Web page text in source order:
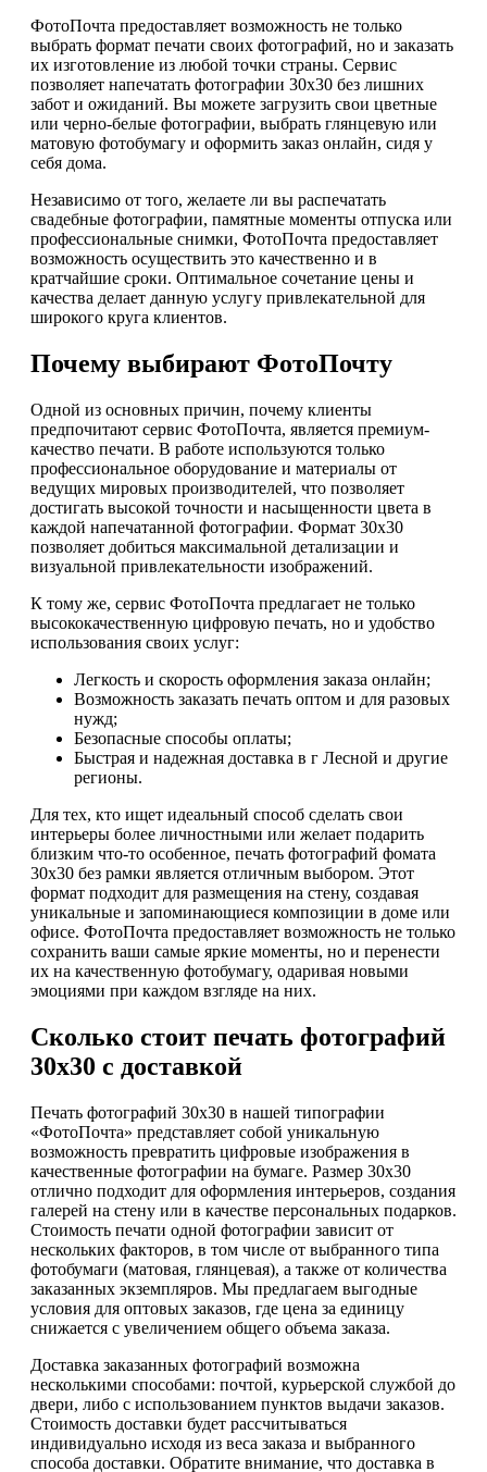
ФотоПочта предоставляет возможность не только
выбрать формат печати своих фотографий, но и заказать
их изготовление из любой точки страны. Сервис
позволяет напечатать фотографии 30х30 без лишних
забот и ожиданий. Вы можете загрузить свои цветные
или черно-белые фотографии, выбрать глянцевую или
матовую фотобумагу и оформить заказ онлайн, сидя у
себя дома.
Независимо от того, желаете ли вы распечатать
свадебные фотографии, памятные моменты отпуска или
профессиональные снимки, ФотоПочта предоставляет
возможность осуществить это качественно и в
кратчайшие сроки. Оптимальное сочетание цены и
качества делает данную услугу привлекательной для
широкого круга клиентов.
Почему выбирают ФотоПочту
Одной из основных причин, почему клиенты
предпочитают сервис ФотоПочта, является премиум-
качество печати. В работе используются только
профессиональное оборудование и материалы от
ведущих мировых производителей, что позволяет
достигать высокой точности и насыщенности цвета в
каждой напечатанной фотографии. Формат 30х30
позволяет добиться максимальной детализации и
визуальной привлекательности изображений.
К тому же, сервис ФотоПочта предлагает не только
высококачественную цифровую печать, но и удобство
использования своих услуг:
Легкость и скорость оформления заказа онлайн;
Возможность заказать печать оптом и для разовых
нужд;
Безопасные способы оплаты;
Быстрая и надежная доставка в г Лесной и другие
регионы.
Для тех, кто ищет идеальный способ сделать свои
интерьеры более личностными или желает подарить
близким что-то особенное, печать фотографий фомата
30х30 без рамки является отличным выбором. Этот
формат подходит для размещения на стену, создавая
уникальные и запоминающиеся композиции в доме или
офисе. ФотоПочта предоставляет возможность не только
сохранить ваши самые яркие моменты, но и перенести
их на качественную фотобумагу, одаривая новыми
эмоциями при каждом взгляде на них.
Сколько стоит печать фотографий
30х30 с доставкой
Печать фотографий 30х30 в нашей типографии
«ФотоПочта» представляет собой уникальную
возможность превратить цифровые изображения в
качественные фотографии на бумаге. Размер 30х30
отлично подходит для оформления интерьеров, создания
галерей на стену или в качестве персональных подарков.
Стоимость печати одной фотографии зависит от
нескольких факторов, в том числе от выбранного типа
фотобумаги (матовая, глянцевая), а также от количества
заказанных экземпляров. Мы предлагаем выгодные
условия для оптовых заказов, где цена за единицу
снижается с увеличением общего объема заказа.
Доставка заказанных фотографий возможна
несколькими способами: почтой, курьерской службой до
двери, либо с использованием пунктов выдачи заказов.
Стоимость доставки будет рассчитываться
индивидуально исходя из веса заказа и выбранного
способа доставки. Обратите внимание, что доставка в